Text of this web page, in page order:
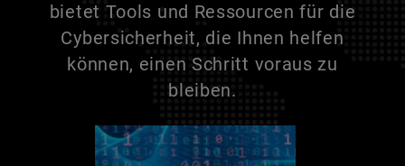
bietet Tools und Ressourcen für die
Cybersicherheit, die Ihnen helfen
können, einen Schritt voraus zu
bleiben.